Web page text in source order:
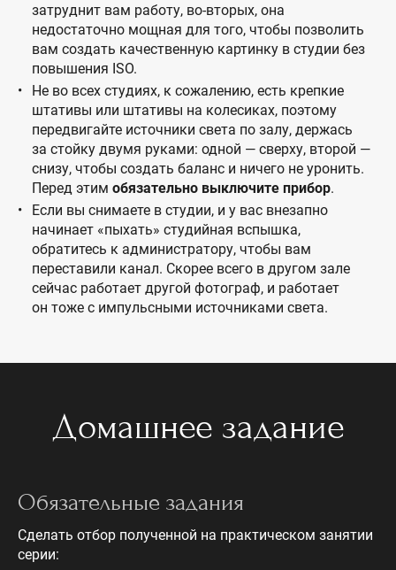
затруднит вам работу, во-вторых, она
недостаточно мощная для того, чтобы позволить
вам создать качественную картинку в студии без
повышения ISO.
Не во всех студиях, к сожалению, есть крепкие
штативы или штативы на колесиках, поэтому
передвигайте источники света по залу, держась
за стойку двумя руками: одной — сверху, второй —
снизу, чтобы создать баланс и ничего не уронить.
Перед этим обязательно выключите прибор.
Если вы снимаете в студии, и у вас внезапно
начинает «пыхать» студийная вспышка,
обратитесь к администратору, чтобы вам
переставили канал. Скорее всего в другом зале
сейчас работает другой фотограф, и работает
он тоже с импульсными источниками света.
Домашнее задание
Обязательные задания
Сделать отбор полученной на практическом занятии
серии: